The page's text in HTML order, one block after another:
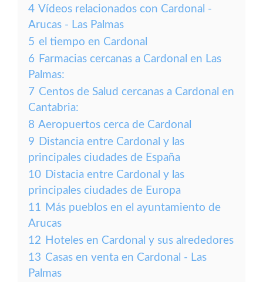
4 Vídeos relacionados con Cardonal -
Arucas - Las Palmas
5 el tiempo en Cardonal
6 Farmacias cercanas a Cardonal en Las
Palmas:
7 Centos de Salud cercanas a Cardonal en
Cantabria:
8 Aeropuertos cerca de Cardonal
9 Distancia entre Cardonal y las
principales ciudades de España
10 Distacia entre Cardonal y las
principales ciudades de Europa
11 Más pueblos en el ayuntamiento de
Arucas
12 Hoteles en Cardonal y sus alrededores
13 Casas en venta en Cardonal - Las
Palmas